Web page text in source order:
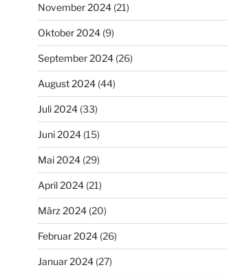
November 2024(21)
Oktober 2024(9)
September 2024(26)
August 2024(44)
Juli 2024(33)
Juni 2024(15)
Mai 2024(29)
April 2024(21)
März 2024(20)
Februar 2024(26)
Januar 2024(27)